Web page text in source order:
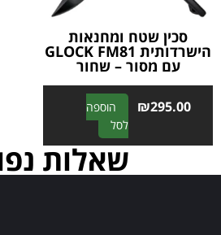
סכין שטח ומחנאות
הישרדותית GLOCK FM81
עם מסור – שחור
₪295.00
הוספה
לסל
A
l
t
e
שאלות